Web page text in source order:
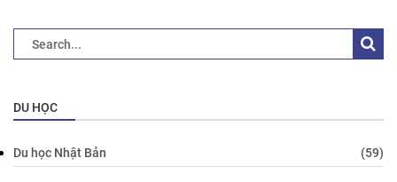
DU HỌC
Du học Nhật Bản (59)